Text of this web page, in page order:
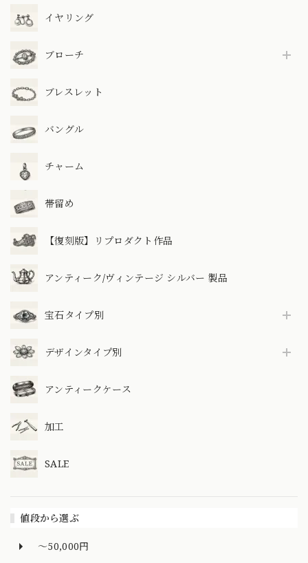
イヤリング
ブローチ
ブレスレット
バングル
チャーム
帯留め
【復刻版】リプロダクト作品
アンティーク/ヴィンテージ シルバー 製品
宝石タイプ別
デザインタイプ別
アンティークケース
加工
SALE
値段から選ぶ
～50,000円